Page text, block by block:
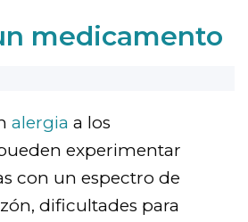
medicamento
alergia a los
experimentar
con un espectro de
dificultades para